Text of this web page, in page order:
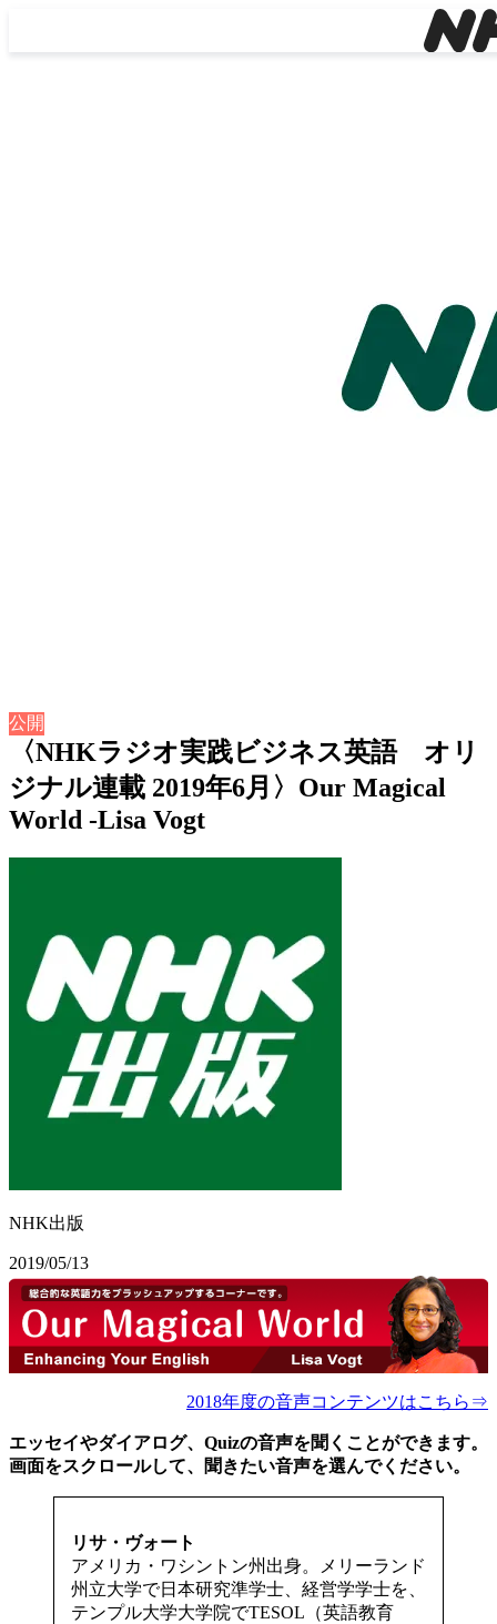
公開
〈NHKラジオ実践ビジネス英語 オリ
ジナル連載 2019年6月〉Our Magical
World -Lisa Vogt
NHK出版
2019/05/13
2018年度の音声コンテンツはこちら⇒
エッセイやダイアログ、Quizの音声を聞くことができます。
画面をスクロールして、聞きたい音声を選んでください。
リサ・ヴォート
アメリカ・ワシントン州出身。メリーランド
州立大学で日本研究準学士、経営学学士を、
テンプル大学大学院でTESOL（英語教育